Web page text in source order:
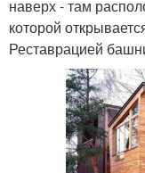
наверх - там
которой
Реставрацией